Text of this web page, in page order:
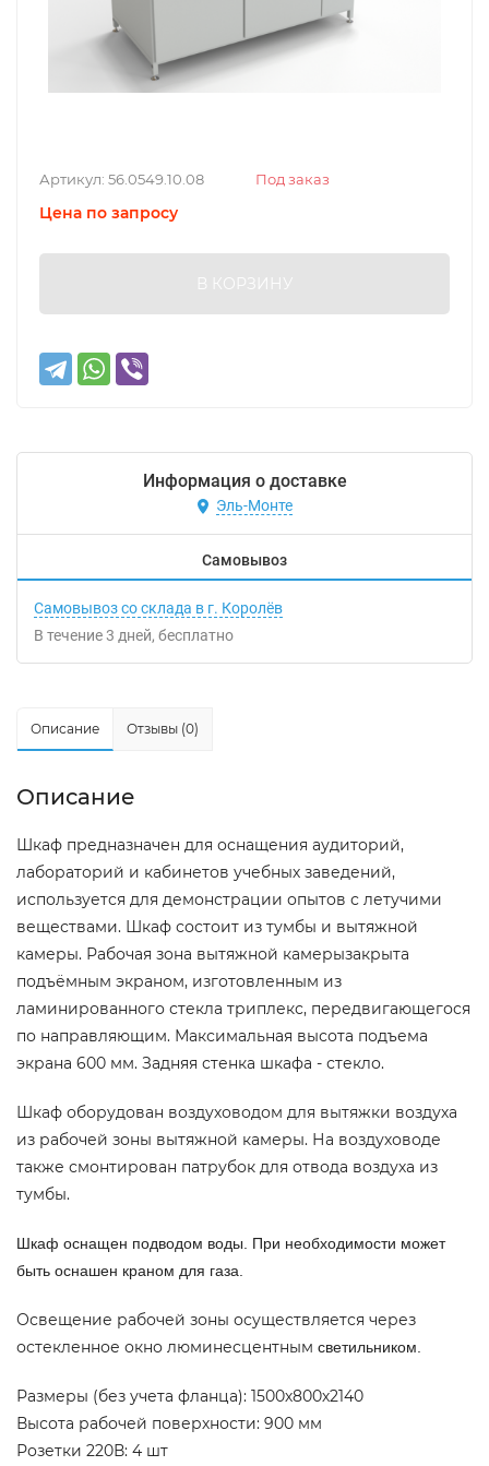
Под заказ
Артикул: 56.0549.10.08
Цена по запросу
В КОРЗИНУ
Информация о доставке
Эль-Монте
Самовывоз
Самовывоз со склада в г. Королёв
В течение3 дней Бесплатно
Описание Отзывы (0)
Описание
Шкаф предназначен для оснащения аудиторий,
лабораторий и кабинетов учебных заведений,
используется для демонстрации опытов с летучими
веществами. Шкаф состоит из тумбы и вытяжной
камеры. Рабочая зона вытяжной камерызакрыта
подъёмным экраном, изготовленным из
ламинированного стекла триплекс, передвигающегося
по направляющим. Максимальная высота подъема
экрана 600 мм. Задняя стенка шкафа - стекло.
Шкаф оборудован воздуховодом для вытяжки воздуха
из рабочей зоны вытяжной камеры. На воздуховоде
также смонтирован патрубок для отвода воздуха из
тумбы.
Шкаф оснащен подводом воды. При необходимости может
быть оснашен краном для газа.
Освещение рабочей зоны осуществляется через
остекленное окно люминесцентным светильником.
Размеры (без учета фланца): 1500х800х2140
Высота рабочей поверхности: 900 мм
Розетки 220В: 4 шт